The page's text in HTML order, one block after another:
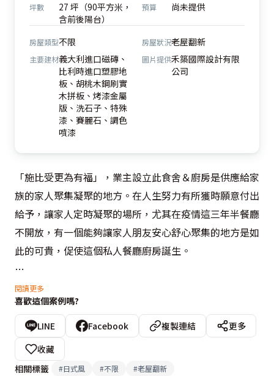
坪數
27 坪（90平方米，
含前後陽台）
預算 尚未提供
房屋類型不限 房屋狀況老屋翻新
主要建材義大利進口磁磚、
比利時進口塑膠地
板、胡桃木鋼刷實
木拼板、烤漆金屬
版、洗石子、特殊
漆、賽麗石、調色
噴漆
圖片提供禾築國際設計有限
公司
「施比受更為有福」，業主設立此食舍＆廚房是供應給家
族的家人聚集凝聚的地方。在人生努力有所獲時願意付出
給予，讓家人定時凝聚的場所，尤其在疫情這三年半餐廳
不開放，有一個能夠讓家人朋友安心舒心聚集的地方是如
此的可貴，促使這個私人餐廳廚房誕生。
案件位於車水馬龍中的臺北市中心巷內。老屋改造的一樓
鄰街，踏上台階，讓入口轉側並退縮路面，以礦物特殊漆
的低調外觀，洗石子地坪材質，形塑玄關區恬靜沉穩氛
圍，沉澱來賓心情，使之忘卻身處都市中心的紛擾。
閱讀更多
喜歡這個案例嗎?
LINE Facebook 複製連結
更多
收藏
相關標籤
#日式風 #不限 #老屋翻新